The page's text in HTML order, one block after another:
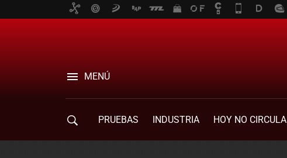
MENÚ
PRUEBAS INDUSTRIA HOY NO CIRCULA